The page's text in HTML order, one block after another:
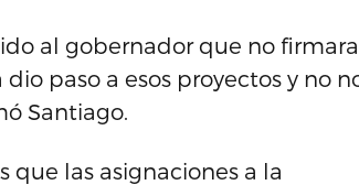
al gobernador que no
paso a esos proyectos y no
Santiago.
que las asignaciones a la